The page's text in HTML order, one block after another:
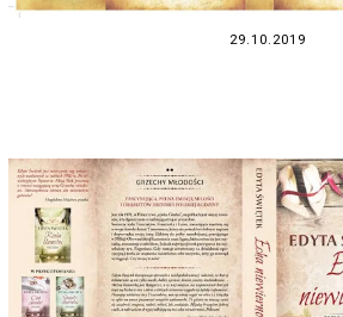
29.10.2019